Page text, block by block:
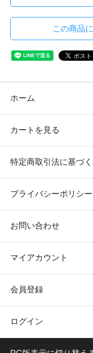
この商品
ホーム
カートを見る
特定商取引法に基づ
プライバシーポリシー
お問い合わせ
マイアカウント
会員登録
ログイン